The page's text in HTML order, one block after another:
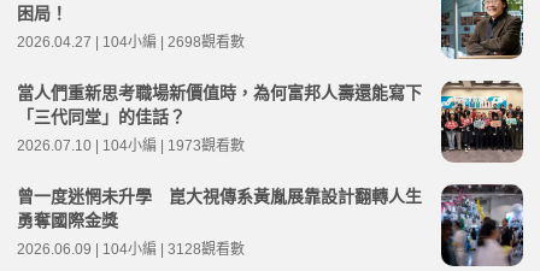
困局！
2026.04.27 | 104小編 | 2698觀看數
當人們重新思考職場新價值時，為何富邦人壽還能寫下
「三代同堂」的佳話？
2026.07.10 | 104小編 | 1973觀看數
曾一度迷惘未升學 崑大視傳系黃胤展靠設計翻轉人生
勇奪國際金獎
2026.06.09 | 104小編 | 3128觀看數